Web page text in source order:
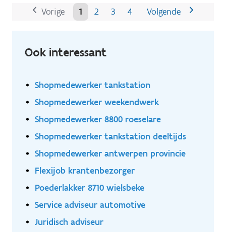
Vorige 1 2 3 4 Volgende
Ook interessant
Shopmedewerker tankstation
Shopmedewerker weekendwerk
Shopmedewerker 8800 roeselare
Shopmedewerker tankstation deeltijds
Shopmedewerker antwerpen provincie
Flexijob krantenbezorger
Poederlakker 8710 wielsbeke
Service adviseur automotive
Juridisch adviseur